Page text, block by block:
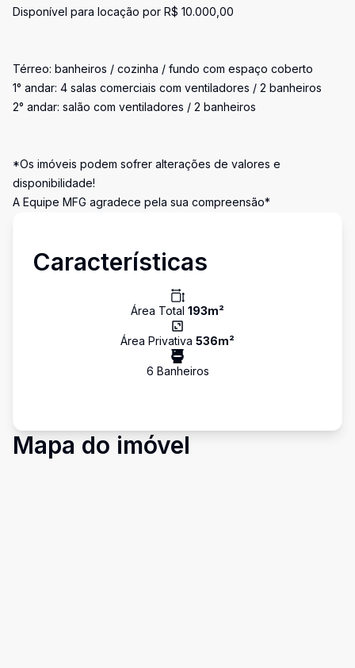
Disponível para locação por R$ 10.000,00
Térreo: banheiros / cozinha / fundo com espaço coberto
1° andar: 4 salas comerciais com ventiladores / 2 banheiros
2° andar: salão com ventiladores / 2 banheiros
*Os imóveis podem sofrer alterações de valores e
disponibilidade!
A Equipe MFG agradece pela sua compreensão*
Características
Área Total 193m²
Área Privativa 536m²
6 Banheiros
Mapa do imóvel